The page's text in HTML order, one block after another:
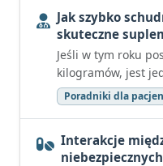
Jak szybko
skuteczne
Jeśli w tym roku
kilogramów, jest
Poradniki dla
Interakcje